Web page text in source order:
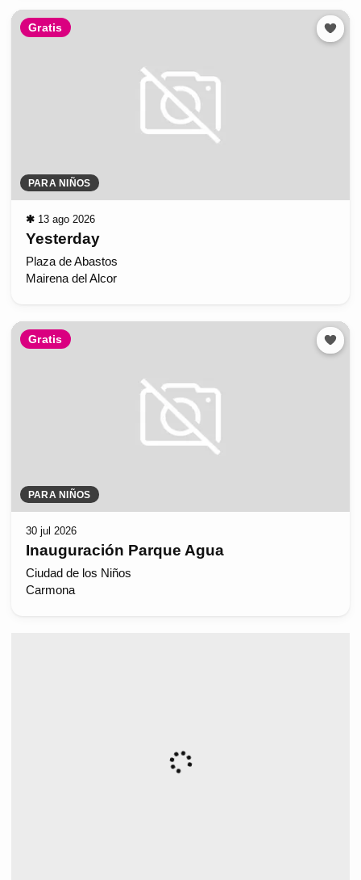
Gratis
PARA NIÑOS
✱ 13 ago 2026
Yesterday
Plaza de Abastos
Mairena del Alcor
Gratis
PARA NIÑOS
30 jul 2026
Inauguración Parque Agua
Ciudad de los Niños
Carmona